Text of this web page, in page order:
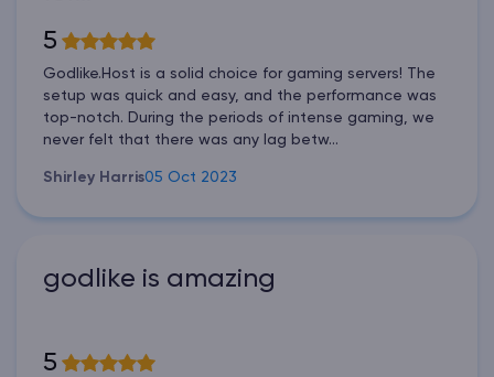
5
Godlike.Host is a solid choice for gaming servers! The
setup was quick and easy, and the performance was
top-notch. During the periods of intense gaming, we
never felt that there was any lag betw...
Shirley Harris05 Oct 2023
godlike is amazing
5